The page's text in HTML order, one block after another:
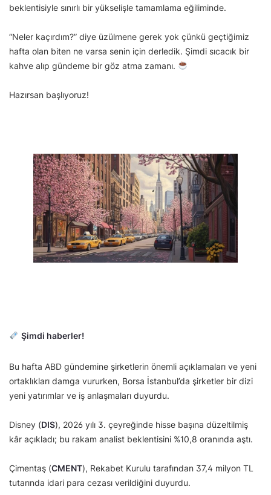
beklentisiyle sınırlı bir yükselişle tamamlama eğiliminde.
“Neler kaçırdım?” diye üzülmene gerek yok çünkü geçtiğimiz
hafta olan biten ne varsa senin için derledik. Şimdi sıcacık bir
kahve alıp gündeme bir göz atma zamanı.
Hazırsan başlıyoruz!
Şimdi haberler!
Bu hafta ABD gündemine şirketlerin önemli açıklamaları ve yeni
ortaklıkları damga vururken, Borsa İstanbul’da şirketler bir dizi
yeni yatırımlar ve iş anlaşmaları duyurdu.
Disney (DIS), 2026 yılı 3. çeyreğinde hisse başına düzeltilmiş
kâr açıkladı; bu rakam analist beklentisini %10,8 oranında aştı.
Çimentaş (CMENT), Rekabet Kurulu tarafından 37,4 milyon TL
tutarında idari para cezası verildiğini duyurdu.